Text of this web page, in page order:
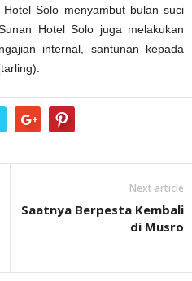
Solo menyambut bulan suci
Hotel Solo juga melakukan
internal, santunan kepada
Next article
Saatnya Berpesta Kembali
di Musro